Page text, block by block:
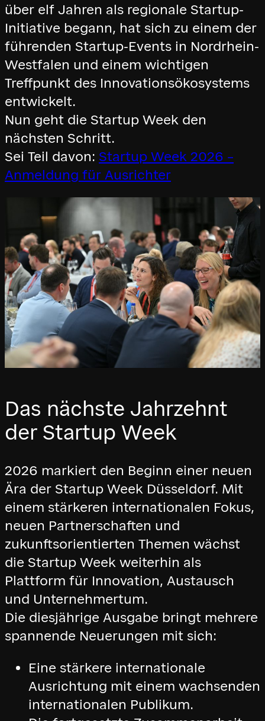
über elf Jahren als regionale Startup-
Initiative begann, hat sich zu einem der
führenden Startup-Events in Nordrhein-
Westfalen und einem wichtigen
Treffpunkt des Innovationsökosystems
entwickelt.
Nun geht die Startup Week den
nächsten Schritt.
Sei Teil davon: Startup Week 2026 –
Anmeldung für Ausrichter
Das nächste Jahrzehnt
der Startup Week
2026 markiert den Beginn einer neuen
Ära der Startup Week Düsseldorf. Mit
einem stärkeren internationalen Fokus,
neuen Partnerschaften und
zukunftsorientierten Themen wächst
die Startup Week weiterhin als
Plattform für Innovation, Austausch
und Unternehmertum.
Die diesjährige Ausgabe bringt mehrere
spannende Neuerungen mit sich:
Eine stärkere internationale
Ausrichtung mit einem wachsenden
internationalen Publikum.